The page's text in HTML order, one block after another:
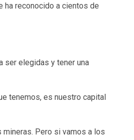
ha reconocido a cientos de
ser elegidas y tener una
tenemos, es nuestro capital
mineras. Pero si vamos a los